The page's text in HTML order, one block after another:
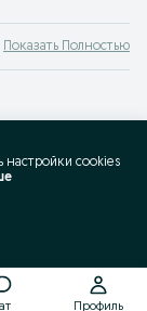
Показать Полностью
Профиль
настройки cookies